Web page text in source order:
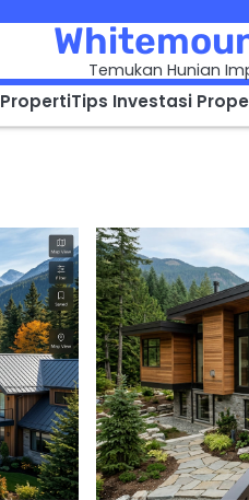
Temukan Hunian
PropertiTips Investasi